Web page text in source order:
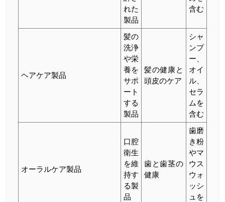
れた
製品
含む
ヘアケア製品
髪の
洗浄
や栄
養を
サポ
ート
する
製品
髪の健康と
頭皮のケア
シャ
ンプ
ー、
オイ
ル、
セラ
ムを
含む
オーラルケア製品
口腔
衛生
を維
持す
る製
品
歯と歯茎の
健康
歯磨
き粉
やマ
ウス
ウォ
ッシ
ュを